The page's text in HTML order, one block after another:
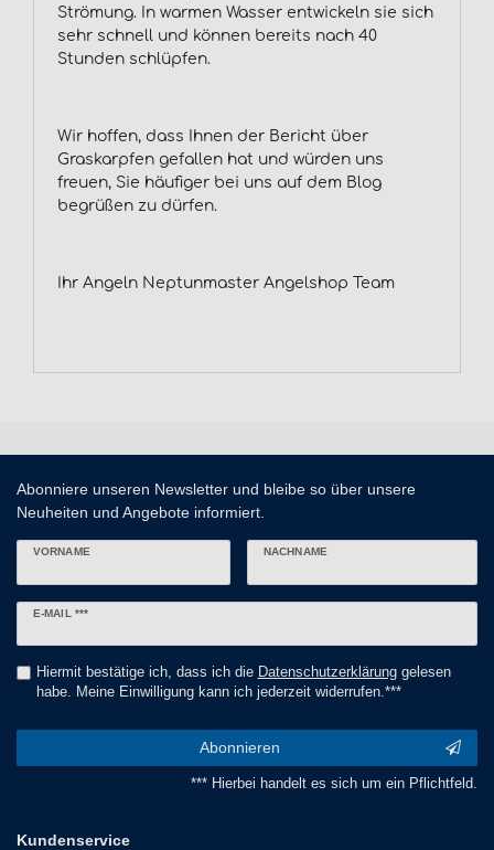
Strömung. In warmen Wasser entwickeln sie sich
sehr schnell und können bereits nach 40
Stunden schlüpfen.
Wir hoffen, dass Ihnen der Bericht über
Graskarpfen gefallen hat und würden uns
freuen, Sie häufiger bei uns auf dem Blog
begrüßen zu dürfen.
Ihr Angeln Neptunmaster Angelshop Team
Abonniere unseren Newsletter und bleibe so über unsere
Neuheiten und Angebote informiert.
VORNAME NACHNAME
E-MAIL ***
Newsletter
Hiermit bestätige ich, dass ich die Daten­schutz­erklärunggelesen
habe. Meine Einwilligung kann ich jederzeit widerrufen.***
Abonnieren
*** Hierbei handelt es sich um ein Pflichtfeld.
Kundenservice